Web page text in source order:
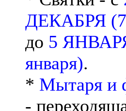
ДЕКАБРЯ (7
до 5
января).
* Мытаря и
-